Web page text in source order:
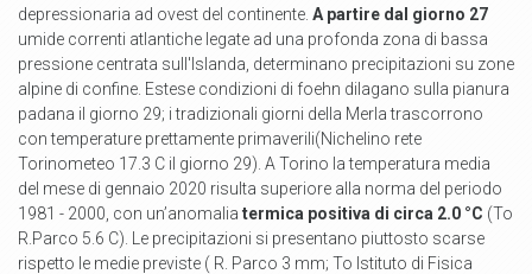
depressionaria ad ovest del continente. A partire dal giorno 27
umide correnti atlantiche legate ad una profonda zona di bassa
pressione centrata sull'Islanda, determinano precipitazioni su zone
alpine di confine. Estese condizioni di foehn dilagano sulla pianura
padana il giorno 29; i tradizionali giorni della Merla trascorrono
con temperature prettamente primaverili(Nichelino rete
Torinometeo 17.3 C il giorno 29). A Torino la temperatura media
del mese di gennaio 2020 risulta superiore alla norma del periodo
1981 - 2000, con un’anomalia termica positiva di circa 2.0 °C (To
R.Parco 5.6 C). Le precipitazioni si presentano piuttosto scarse
rispetto le medie previste ( R. Parco 3 mm; To Istituto di Fisica